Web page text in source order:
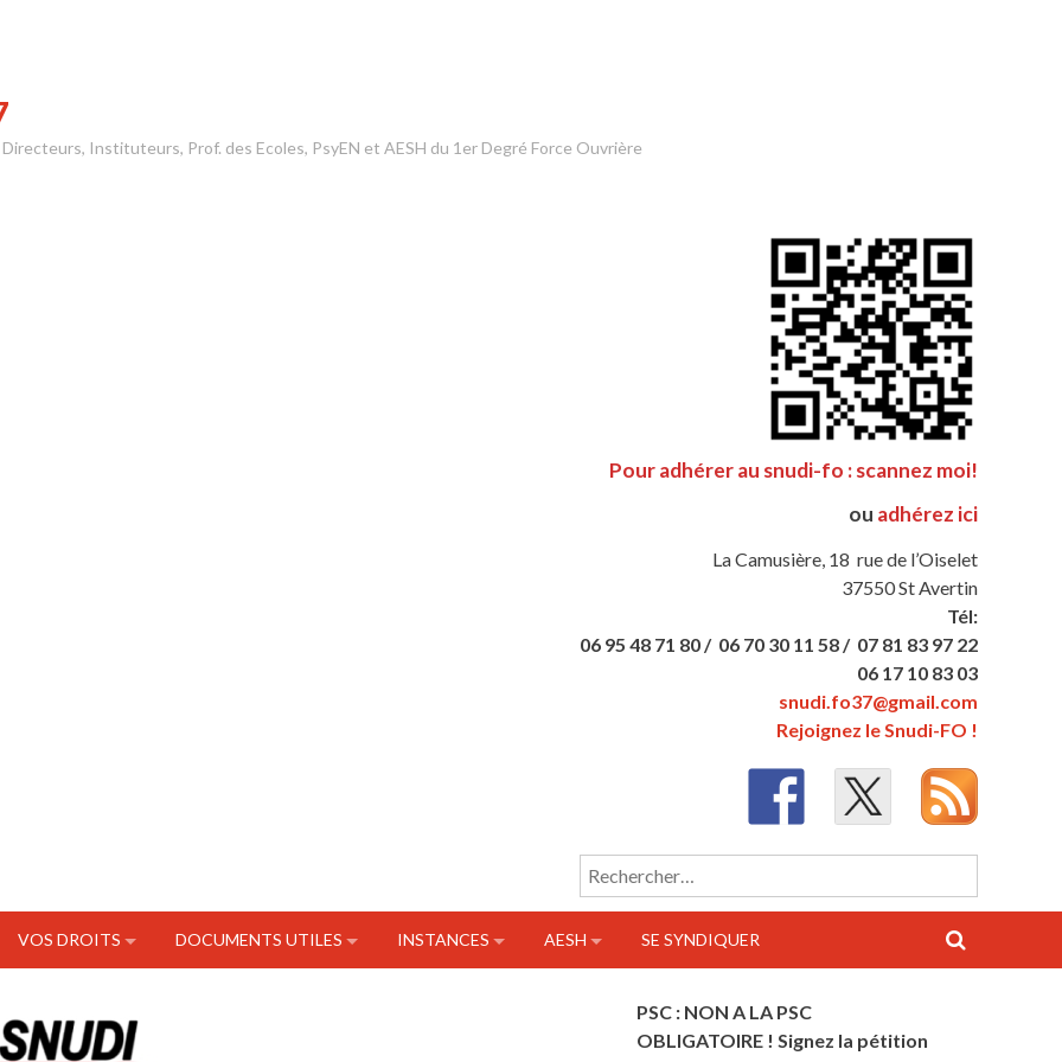
Instituteurs, Prof. des Ecoles, PsyEN et AESH du 1er Degré Force Ouvrière
Pour adhérer au snudi-fo : scannez moi!
ou adhérez ici
La Camusière, 18 rue de l’Oiselet
37550 St Avertin
Tél:
06 95 48 71 80 / 06 70 30 11 58 / 07 81 83 97 22
06 17 10 83 03
snudi.fo37@gmail.com
Rejoignez le Snudi-FO !
Rechercher :
VOS DROITS DOCUMENTS UTILES INSTANCES AESH SE SYNDIQUER
PSC : NON A LA PSC
OBLIGATOIRE ! Signez la pétition